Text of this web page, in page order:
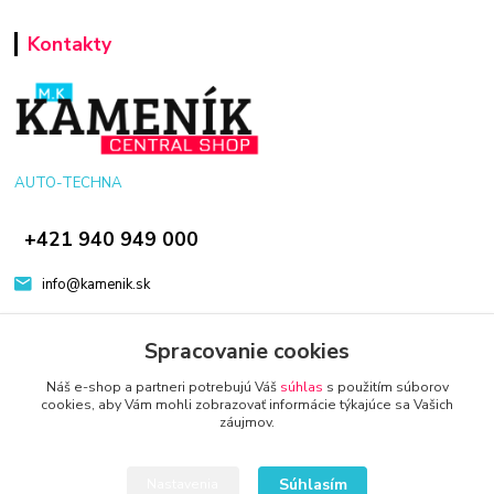
Kontakty
AUTO-TECHNA
+421 940 949 000
info@kamenik.sk
Eshop-rychlo.sk
Spracovanie cookies
Náš e-shop a partneri potrebujú Váš súhlas s použitím súborov
cookies, aby Vám mohli zobrazovať informácie týkajúce sa Vašich
záujmov.
Súhlasím